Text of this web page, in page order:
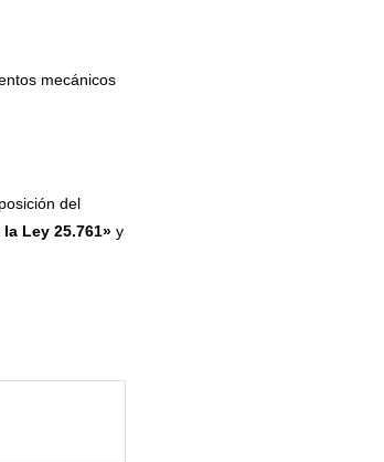
mecánicos
del
Ley 25.761»y